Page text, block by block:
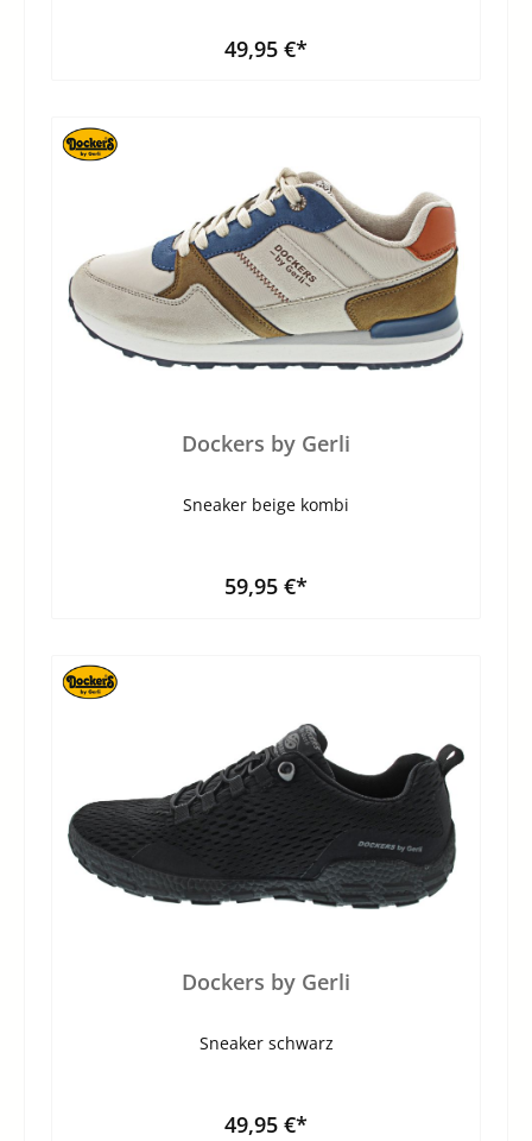
49,95 €*
Dockers by Gerli
Sneaker beige kombi
59,95 €*
Dockers by Gerli
Sneaker schwarz
49,95 €*